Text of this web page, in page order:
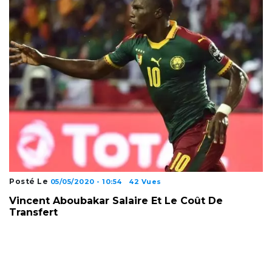
Posté Le 05/05/2020 - 10:54 42 Vues
Vincent Aboubakar Salaire Et Le Coût De
Transfert